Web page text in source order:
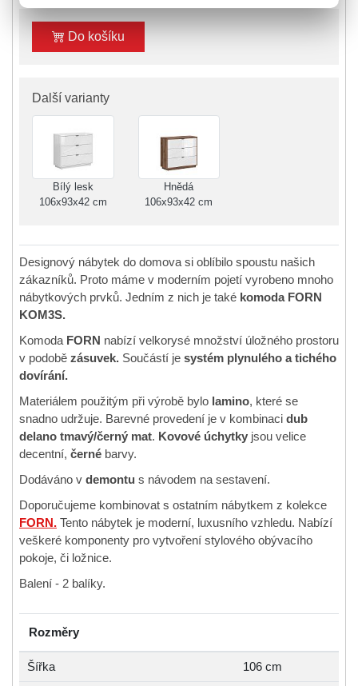
Do košíku
Další varianty
Bílý lesk
106x93x42 cm
Hnědá
106x93x42 cm
Designový nábytek do domova si oblíbilo spoustu našich
zákazníků. Proto máme v moderním pojetí vyrobeno mnoho
nábytkových prvků. Jedním z nich je také komoda FORN
KOM3S.
Komoda FORN nabízí velkorysé množství úložného prostoru
v podobě zásuvek. Součástí je systém plynulého a tichého
dovírání.
Materiálem použitým při výrobě bylo lamino, které se
snadno udržuje. Barevné provedení je v kombinaci dub
delano tmavý/černý mat. Kovové úchytky jsou velice
decentní, černé barvy.
Dodáváno v demontu s návodem na sestavení.
Doporučujeme kombinovat s ostatním nábytkem z kolekce
FORN. Tento nábytek je moderní, luxusního vzhledu. Nabízí
veškeré komponenty pro vytvoření stylového obývacího
pokoje, či ložnice.
Balení - 2 balíky.
Rozměry
Šířka 106 cm